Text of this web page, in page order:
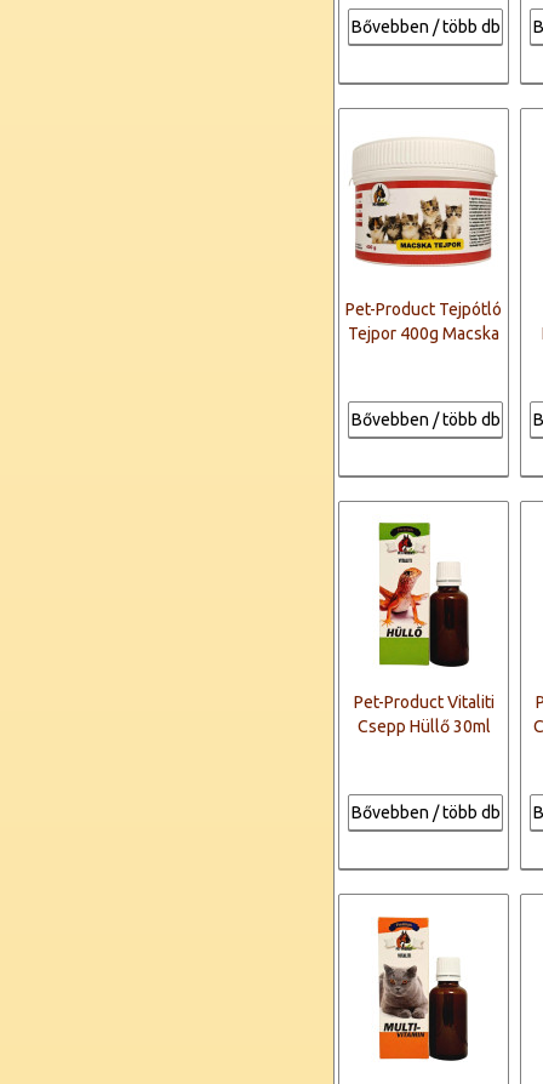
Bővebben / több db
Pet-Product Tejpótló
Tejpor 400g Macska
Bővebben / több db
Pet-Product Vitaliti
Csepp Hüllő 30ml
Bővebben / több db